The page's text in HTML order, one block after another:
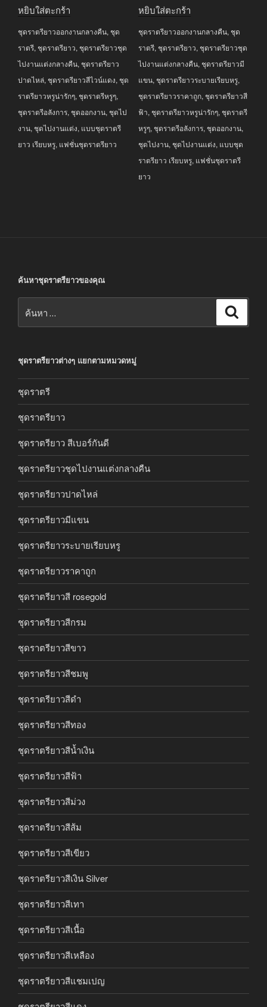
฿6,990.00.฿3,990.00.
หยิบใส่ตะกร้า
ชุดราตรียาวออกงานกลางคืน, ชุด
ราตรี, ชุดราตรียาว, ชุดราตรียาวชุด
ไปงานแต่งกลางคืน, ชุดราตรียาว
ปาดไหล่, ชุดราตรียาวสีไวน์แดง, ชุด
ราตรียาวหรูน่ารักๆ, ชุดราตรีหรูๆ,
ชุดราตรีอลังการ, ชุดออกงาน, ชุดไป
งาน, ชุดไปงานแต่ง, แบบชุดราตรี
ยาว เรียบหรู, แฟชั่นชุดราตรียาว
฿3,990.00.฿2,990.00.
หยิบใส่ตะกร้า
ชุดราตรียาวออกงานกลางคืน, ชุด
ราตรี, ชุดราตรียาว, ชุดราตรียาวชุด
ไปงานแต่งกลางคืน, ชุดราตรียาวมี
แขน, ชุดราตรียาวระบายเรียบหรู,
ชุดราตรียาวราคาถูก, ชุดราตรียาวสี
ฟ้า, ชุดราตรียาวหรูน่ารักๆ, ชุดราตรี
หรูๆ, ชุดราตรีอลังการ, ชุดออกงาน,
ชุดไปงาน, ชุดไปงานแต่ง, แบบชุด
ราตรียาว เรียบหรู, แฟชั่นชุดราตรี
ยาว
ค้นหาชุดราตรียาวของคุณ
ชุดราตรียาวต่างๆ แยกตามหมวดหมู่
ชุดราตรี
ชุดราตรียาว
ชุดราตรียาว สีเบอร์กันดี
ชุดราตรียาวชุดไปงานแต่งกลางคืน
ชุดราตรียาวปาดไหล่
ชุดราตรียาวมีแขน
ชุดราตรียาวระบายเรียบหรู
ชุดราตรียาวราคาถูก
ชุดราตรียาวสี rosegold
ชุดราตรียาวสีกรม
ชุดราตรียาวสีขาว
ชุดราตรียาวสีชมพู
ชุดราตรียาวสีดำ
ชุดราตรียาวสีทอง
ชุดราตรียาวสีน้ำเงิน
ชุดราตรียาวสีฟ้า
ชุดราตรียาวสีม่วง
ชุดราตรียาวสีส้ม
ชุดราตรียาวสีเขียว
ชุดราตรียาวสีเงิน Silver
ชุดราตรียาวสีเทา
ชุดราตรียาวสีเนื้อ
ชุดราตรียาวสีเหลือง
ชุดราตรียาวสีแชมเปญ